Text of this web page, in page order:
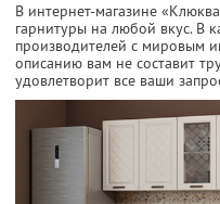
В интернет-магазине
гарнитуры на любой вкус. В
производителей с мировым
описанию вам не составит
удовлетворит все ваши